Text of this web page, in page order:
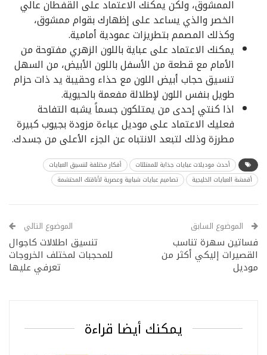
الممشوق، ولكن يمكنك الاعتماد على القفطان عالي
الخصر والذي يساعد على إظهارك بقوام ممشوق،
وكذلك المصمم بتطريزات عمودية أمامية.
يمكنك الاعتماد على عباية باللون الزهري مفتوحة من
الأمام مع قطعة من الأسفل باللون الأبيض، من السهل
تنسيق حجاب أبيض اللون مع حذاء وحقيبة يد ذات حزام
طويل بنفس اللون لإطلالة مفعمة بالحيوية.
اذا كنتي إحدى من يمتلكون جسماً يشبه التفاحة
فعليك الاعتماد على موديل عباءة مزودة بجيوب كبيرة
مطرزة وذلك لتبعد الانتباه عن الجزء الأعلى من جسدك.
أحدث موديلات عبايات جذابة للممتلئات
أفكار مختلفة لتنسيق العبايات
أقمشة العبايات الخليجية
تصاميم عبايات شبابية وعصرية لأناقتك المحتشمة
الموضوع السابق
فساتين سهرة تناسب
القصيرات إليكي أكثر من
موديل
الموضوع التالي
تنسيق اطلالات كاجوال
للمحجبات لمختلف الخروجات
تعرفي عليها
يمكنك أيضا قراءة